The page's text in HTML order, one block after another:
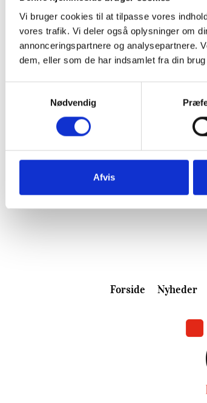
Vi bruger cookies til at tilpasse vores
vores trafik. Vi deler også oplysninger om
annonceringspartnere og analysepartnere.
dem, eller som de har indsamlet fra din
Nødvendig
Afvis
Forside Nyheder